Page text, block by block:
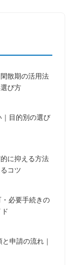
散期の活用法
び方
目的別の選び
に抑える方法
コツ
必要手続きの
申請の流れ｜